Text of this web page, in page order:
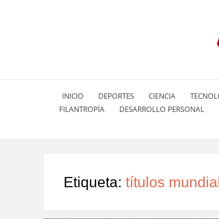
INICIO DEPORTES CIENCIA
FILANTROPÍA
DESARROLLO PERSONAL
Etiqueta: títulos